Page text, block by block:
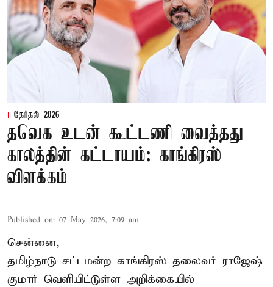
தேர்தல் 2026
தவெக உடன் கூட்டணி வைத்தது
காலத்தின் கட்டாயம்: காங்கிரஸ்
விளக்கம்
Published on: 07 May 2026, 7:09 am
சென்னை,
தமிழ்நாடு சட்டமன்ற காங்கிரஸ் தலைவர் ராஜேஷ்
குமார் வெளியிட்டுள்ள அறிக்கையில்